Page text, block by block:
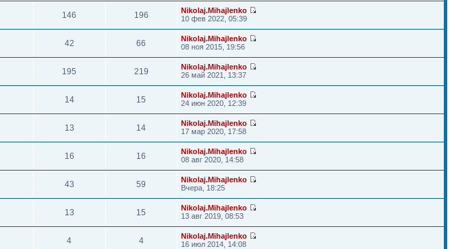
146 196
Nikolaj.Mihajlenko
10 фев 2022, 05:39
42 66
Nikolaj.Mihajlenko
08 ноя 2015, 19:56
195 219
Nikolaj.Mihajlenko
26 май 2021, 13:37
14 15
Nikolaj.Mihajlenko
24 июн 2020, 12:39
13 14
Nikolaj.Mihajlenko
17 мар 2020, 17:58
16 16
Nikolaj.Mihajlenko
08 авг 2020, 14:58
43 59
Nikolaj.Mihajlenko
Вчера, 18:25
13 15
Nikolaj.Mihajlenko
13 авг 2019, 08:53
4 4
Nikolaj.Mihajlenko
16 июл 2014, 14:08